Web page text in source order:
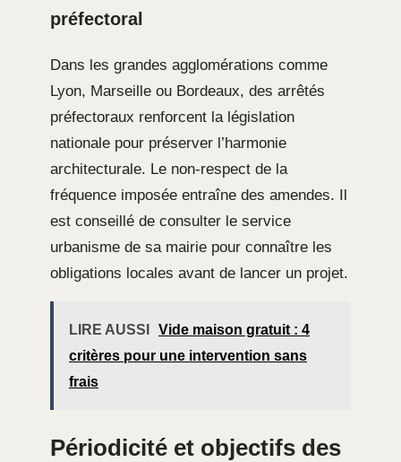
préfectoral
Dans les grandes agglomérations comme
Lyon, Marseille ou Bordeaux, des arrêtés
préfectoraux renforcent la législation
nationale pour préserver l’harmonie
architecturale. Le non-respect de la
fréquence imposée entraîne des amendes. Il
est conseillé de consulter le service
urbanisme de sa mairie pour connaître les
obligations locales avant de lancer un projet.
LIRE AUSSI
Vide maison gratuit : 4
critères pour une intervention sans
frais
Périodicité et objectifs des